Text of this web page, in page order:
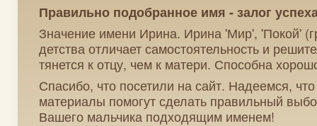
Правильно подобранное имя - залог
Значение имени Ирина. Ирина 'Мир', 'Покой'
детства отличает самостоятельность и
тянется к отцу, чем к матери. Способна
Спасибо, что посетили на сайт. Надеемся,
материалы помогут сделать правильный
Вашего мальчика подходящим именем!